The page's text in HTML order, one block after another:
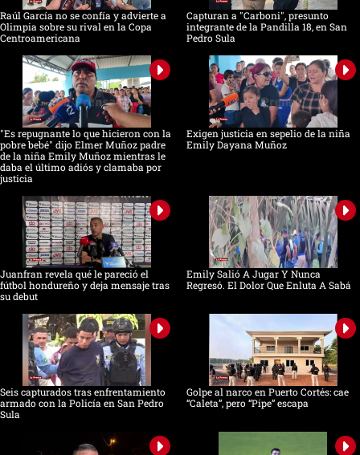
Raúl García no se confía y advierte a
Olimpia sobre su rival en la Copa
Centroamericana
Capturan a "Carboni", presunto
integrante de la Pandilla 18, en San
Pedro Sula
"Es repugnante lo que hicieron con la
pobre bebé" dijo Elmer Muñoz padre
de la niña Emily Muñoz mientras le
daba el último adiós y clamaba por
justicia
Exigen justicia en sepelio de la niña
Emily Dayana Muñoz
Juanfran revela qué le pareció el
fútbol hondureño y deja mensaje tras
su debut
Emily Salió A Jugar Y Nunca
Regresó. El Dolor Que Enluta A Sabá
Seis capturados tras enfrentamiento
armado con la Policía en San Pedro
Sula
Golpe al narco en Puerto Cortés: cae
“Caleta”, pero “Pipe” escapa